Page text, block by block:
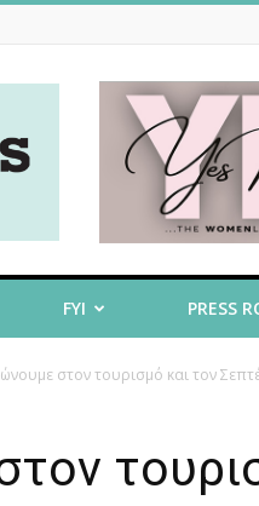
FYI PRESS
στον τουρισμό και τον